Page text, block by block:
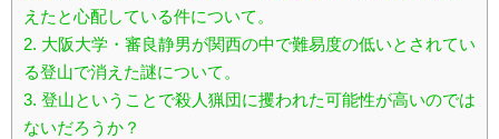
えたと心配している件について。
2. 大阪大学・審良静男が関西の中で難易度の低いとされてい
る登山で消えた謎について。
3. 登山ということで殺人猟団に攫われた可能性が高いのでは
ないだろうか？